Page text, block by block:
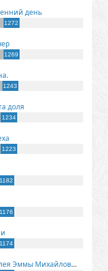
день
1272
1269
1243
доля
1234
1223
1182
1176
1174
в день юбилея Эммы Михайловны Киселевой